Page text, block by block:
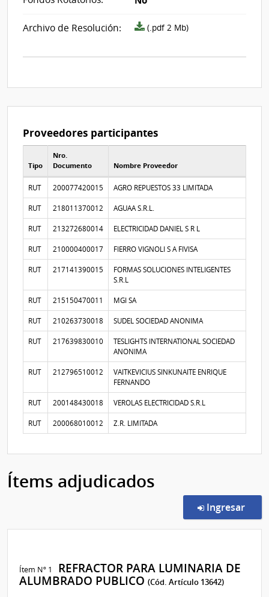
Archivo de Resolución:
Archivo
acta_1042899.pdf
(.pdf 2 Mb)
Proveedores participantes
Tipo
Nro.
Documento
Nombre Proveedor
RUT 200077420015 AGRO REPUESTOS 33 LIMITADA
RUT 218011370012 AGUAA S.R.L.
RUT 213272680014 ELECTRICIDAD DANIEL S R L
RUT 210000400017 FIERRO VIGNOLI S A FIVISA
RUT 217141390015
FORMAS SOLUCIONES INTELIGENTES
S.R.L
RUT 215150470011 MGI SA
RUT 210263730018 SUDEL SOCIEDAD ANONIMA
RUT 217639830010
TESLIGHTS INTERNATIONAL SOCIEDAD
ANONIMA
RUT 212796510012
VAITKEVICIUS SINKUNAITE ENRIQUE
FERNANDO
RUT 200148430018 VEROLAS ELECTRICIDAD S.R.L
RUT 200068010012 Z.R. LIMITADA
Ítems adjudicados
Ingresar
Ítem Nº 1
REFRACTOR PARA LUMINARIA DE
ALUMBRADO PUBLICO(Cód. Artículo 13642)